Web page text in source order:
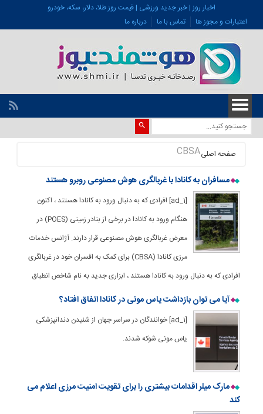
اخبار روز | خبر جدید ورزشی | قیمت روز طلا، دلار، سکه، خودرو
اعتبارات و مجوز ها
تماس با ما درباره ما
صفحه اصلیCBSA
مسافران به کانادا با غربالگری هوش مصنوعی روبرو هستند
[ad_1] افرادی که به دنبال ورود به کانادا هستند ، اکنون
هنگام ورود به کانادا در برخی از بنادر زمینی (POES) در
معرض غربالگری هوش مصنوعی قرار دارند. آژانس خدمات
مرزی کانادا (CBSA) برای کمک به افسران خود در غربالگری
افرادی که به دنبال ورود به کانادا هستند ، ابزاری جدید به نام شاخص انطباق
آیا می توان بازداشت یاس مونی در کانادا اتفاق افتاد؟
[ad_1] خوانندگان در سراسر جهان از شنیدن دندانپزشکی
یاس مونی شوکه شدند.
مارک میلر اقدامات بیشتری را برای تقویت امنیت مرزی اعلام می
کند